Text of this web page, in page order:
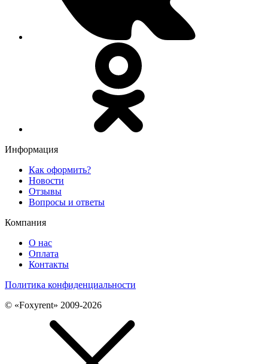
Информация
Как оформить?
Новости
Отзывы
Вопросы и ответы
Компания
О нас
Оплата
Контакты
Политика конфиденциальности
© «Foxyrent» 2009-2026